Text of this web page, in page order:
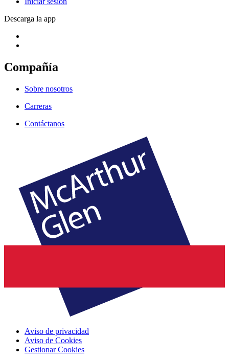
Descarga la app
Compañía
Sobre nosotros
Carreras
Contáctanos
Aviso de privacidad
Aviso de Cookies
Gestionar Cookies